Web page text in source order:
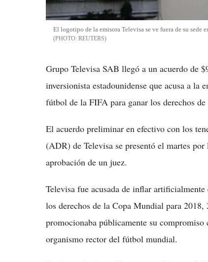
El logotipo de la emisora Televisa se ve fuera de su
REUTERS
Grupo Televisa SAB llegó a un acuerdo de
inversionista estadounidense que acusa a la
fútbol de la FIFA para ganar los derechos
El acuerdo preliminar en efectivo con los
(ADR) de Televisa se presentó el martes
aprobación de un juez.
Televisa fue acusada de inflar
los derechos de la Copa Mundial para
promocionaba públicamente su
organismo rector del fútbol mundial.